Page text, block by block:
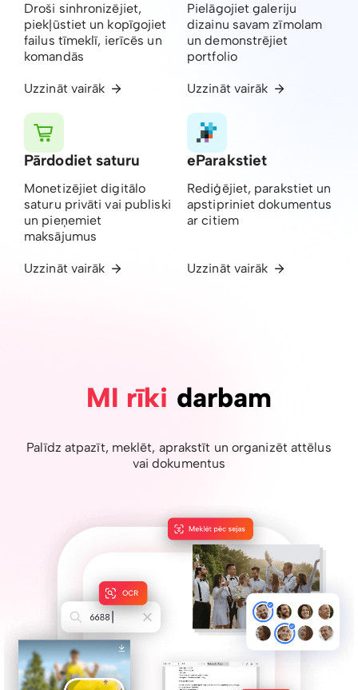
Droši sinhronizējiet,
piekļūstiet un kopīgojiet
failus tīmeklī, ierīcēs un
komandās
Uzzināt vairāk
Pielāgojiet galeriju
dizainu savam zīmolam
un demonstrējiet
portfolio
Uzzināt vairāk
Pārdodiet saturu
Monetizējiet digitālo
saturu privāti vai publiski
un pieņemiet
maksājumus
Uzzināt vairāk
eParakstiet
Rediģējiet, parakstiet un
apstipriniet dokumentus
ar citiem
Uzzināt vairāk
MI rīki darbam
Palīdz atpazīt, meklēt, aprakstīt un organizēt attēlus
vai dokumentus